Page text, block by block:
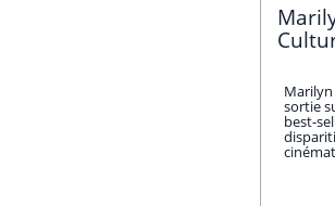
Marilyn
sortie
best-